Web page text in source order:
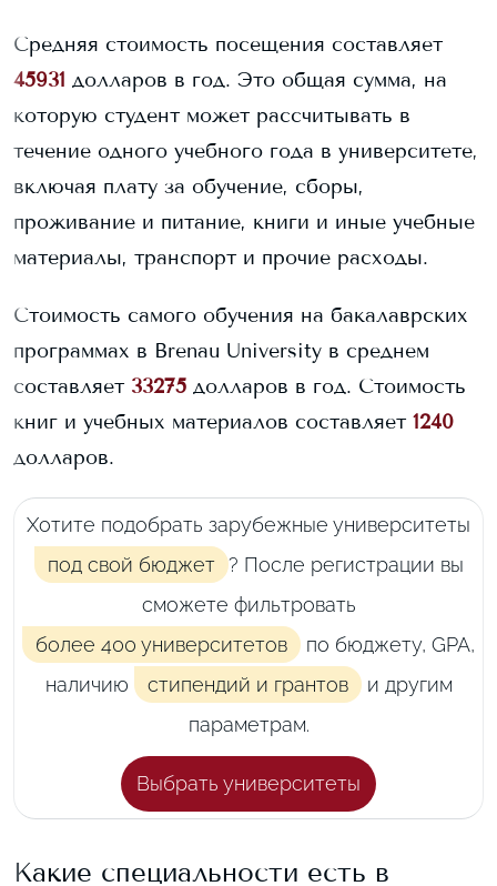
Средняя стоимость посещения составляет
45931 долларов в год. Это общая сумма, на
которую студент может рассчитывать в
течение одного учебного года в университете,
включая плату за обучение, сборы,
проживание и питание, книги и иные учебные
материалы, транспорт и прочие расходы.
Стоимость самого обучения на бакалаврских
программах в Brenau University в среднем
составляет 33275 долларов в год. Стоимость
книг и учебных материалов составляет 1240
долларов.
Хотите подобрать зарубежные университеты
под свой бюджет ? После регистрации вы
сможете фильтровать
более 400 университетов
по бюджету, GPA,
наличию
стипендий и грантов и другим
параметрам.
Выбрать университеты
Какие специальности есть в